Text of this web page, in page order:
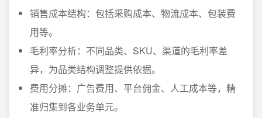
销售成本结构：包括采购成本、物流成本、包装费
用等。
毛利率分析：不同品类、SKU、渠道的毛利率差
异，为品类结构调整提供依据。
费用分摊：广告费用、平台佣金、人工成本等，精
准归集到各业务单元。